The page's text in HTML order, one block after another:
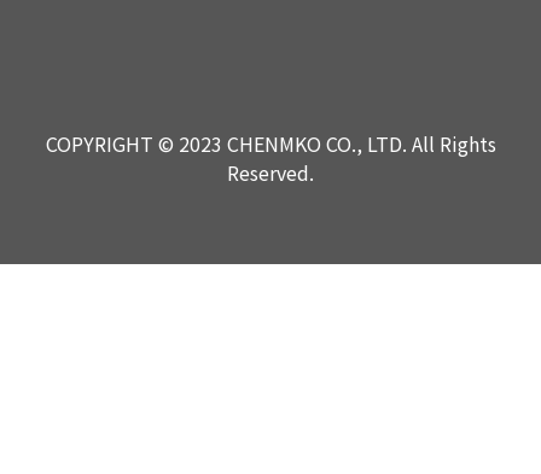
COPYRIGHT © 2023 CHENMKO CO., LTD. All Rights
Reserved.